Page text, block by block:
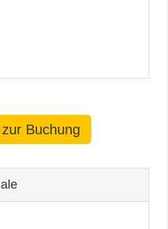
Buchung